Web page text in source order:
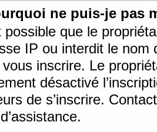
ne puis-je pas
possible que le
IP ou interdit le nom
vous inscrire. Le
désactivé
de s’inscrire.